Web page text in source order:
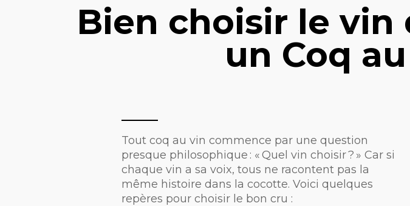
Bien choisir le vin
un Coq
Tout coq au vin commence par une question
presque philosophique : « Quel vin choisir ? » Car si
chaque vin a sa voix, tous ne racontent pas la
même histoire dans la cocotte. Voici quelques
repères pour choisir le bon cru :